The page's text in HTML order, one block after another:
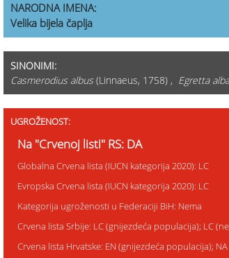
NARODNA IMENA:
Velika bijela čaplja
SINONIMI:
Casmerodius albus (Linnaeus, 1758) , Egretta
UGROŽENOST:
Na "Crvenoj listi" RS: DA
Globalna Crvena lista (IUCN kategorija 2020): LC
Evropska Crvena lista (IUCN kategorija 2020): LC
Kategorija ugroženosti u Federaciji BiH: Nema
Crvena lista Srbije: LC (gnijezdeća populacija); LC
Crvena lista Hrvatske: EN (gnijezdeća populacija);